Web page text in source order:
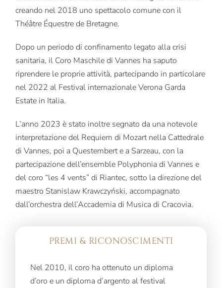
creando nel 2018 uno spettacolo comune con il
Théâtre Équestre de Bretagne.
Dopo un periodo di confinamento legato alla crisi
sanitaria, il Coro Maschile di Vannes ha saputo
riprendere le proprie attività, partecipando in particolare
nel 2022 al Festival internazionale Verona Garda
Estate in Italia.
L’anno 2023 è stato inoltre segnato da una notevole
interpretazione del Requiem di Mozart nella Cattedrale
di Vannes, poi a Questembert e a Sarzeau, con la
partecipazione dell’ensemble Polyphonia di Vannes e
del coro “les 4 vents” di Riantec, sotto la direzione del
maestro Stanislaw Krawczyński, accompagnato
dall’orchestra dell’Accademia di Musica di Cracovia.
PREMI & RICONOSCIMENTI
Nel 2010, il coro ha ottenuto un diploma
d’oro e un diploma d’argento al festival